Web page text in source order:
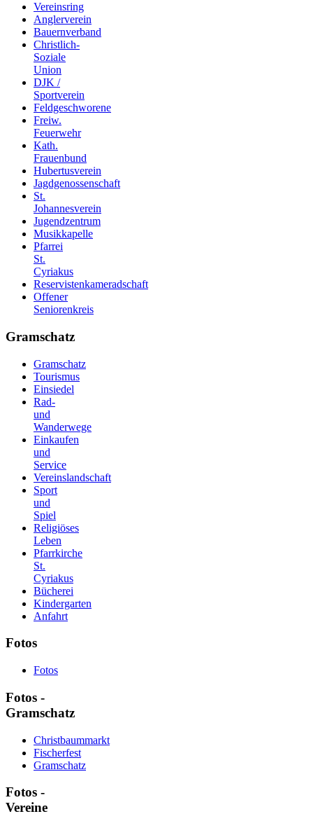
Vereinsring
Anglerverein
Bauernverband
Christlich-
Soziale
Union
DJK /
Sportverein
Feldgeschworene
Freiw.
Feuerwehr
Kath.
Frauenbund
Hubertusverein
Jagdgenossenschaft
St.
Johannesverein
Jugendzentrum
Musikkapelle
Pfarrei
St.
Cyriakus
Reservistenkameradschaft
Offener
Seniorenkreis
Gramschatz
Gramschatz
Tourismus
Einsiedel
Rad-
und
Wanderwege
Einkaufen
und
Service
Vereinslandschaft
Sport
und
Spiel
Religiöses
Leben
Pfarrkirche
St.
Cyriakus
Bücherei
Kindergarten
Anfahrt
Fotos
Fotos
Fotos -
Gramschatz
Christbaummarkt
Fischerfest
Gramschatz
Fotos -
Vereine